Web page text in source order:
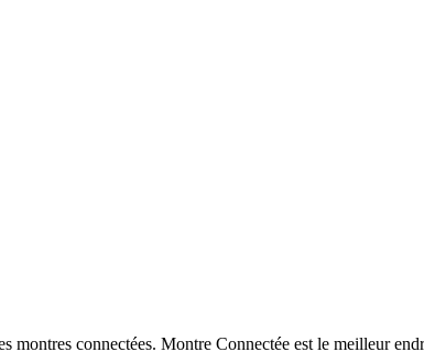
connectées. Montre Connectée est le meilleur